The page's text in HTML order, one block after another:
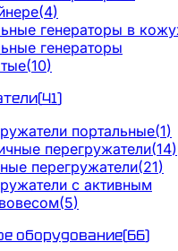
(4)
генераторы в
генераторы
(10)
(41)
портальные(1)
перегружатели(14)
перегружатели(21)
с активным
(5)
оборудование(66)